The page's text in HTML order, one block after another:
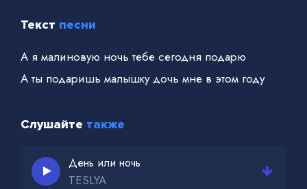
Текст песни
А я малиновую ночь тебе сегодня подарю
А ты подаришь малышку дочь мне в этом году
Слушайте также
День или ночь
TESLYA